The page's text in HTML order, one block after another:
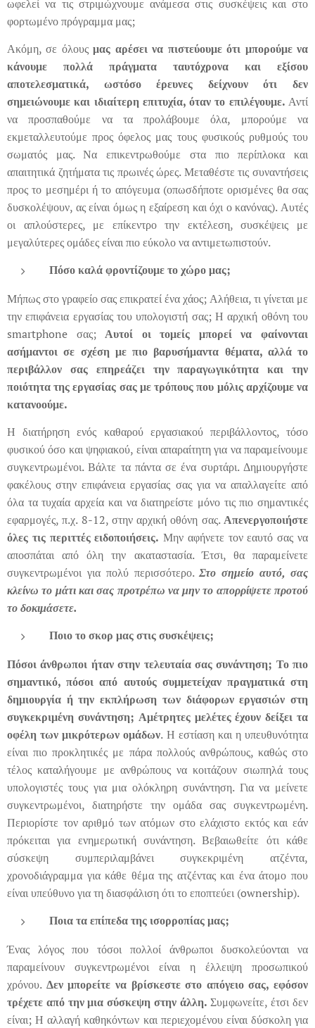
ωφελεί να τις στριμώχνουμε ανάμεσα στις συσκέψεις και στο
φορτωμένο πρόγραμμα μας;
Ακόμη, σε όλουςμας αρέσει να πιστεύουμε ότι μπορούμε να
κάνουμε πολλά πράγματα ταυτόχρονα και εξίσου
αποτελεσματικά, ωστόσο έρευνες δείχνουν ότι δεν
σημειώνουμε και ιδιαίτερη επιτυχία, όταν το επιλέγουμε. Αντί
να προσπαθούμε να τα προλάβουμε όλα, μπορούμε να
εκμεταλλευτούμε προς όφελος μας τους φυσικούς ρυθμούς του
σωματός μας. Να επικεντρωθούμε στα πιο περίπλοκα και
απαιτητικά ζητήματα τις πρωινές ώρες. Μεταθέστε τις συναντήσεις
προς το μεσημέρι ή το απόγευμα (οπωσδήποτε ορισμένες θα σας
δυσκολέψουν, ας είναι όμως η εξαίρεση και όχι ο κανόνας). Αυτές
οι απλούστερες, με επίκεντρο την εκτέλεση, συσκέψεις με
μεγαλύτερες ομάδες είναι πιο εύκολο να αντιμετωπιστούν.
Πόσο καλά φροντίζουμε το χώρο μας;
Μήπως στο γραφείο σας επικρατεί ένα χάος; Αλήθεια, τι γίνεται με
την επιφάνεια εργασίας του υπολογιστή σας; Η αρχική οθόνη του
smartphone σας;Αυτοί οι τομείς μπορεί να φαίνονται
ασήμαντοι σε σχέση με πιο βαρυσήμαντα θέματα, αλλά το
περιβάλλον σας επηρεάζει την παραγωγικότητα και την
ποιότητα της εργασίας σας με τρόπους που μόλις αρχίζουμε να
κατανοούμε.
Η διατήρηση ενός καθαρού εργασιακού περιβάλλοντος, τόσο
φυσικού όσο και ψηφιακού, είναι απαραίτητη για να παραμείνουμε
συγκεντρωμένοι. Βάλτε τα πάντα σε ένα συρτάρι. Δημιουργήστε
φακέλους στην επιφάνεια εργασίας σας για να απαλλαγείτε από
όλα τα τυχαία αρχεία και να διατηρείστε μόνο τις πιο σημαντικές
εφαρμογές, π.χ. 8-12, στην αρχική οθόνη σας.Απενεργοποιήστε
όλες τις περιττές ειδοποιήσεις. Μην αφήνετε τον εαυτό σας να
αποσπάται από όλη την ακαταστασία. Έτσι, θα παραμείνετε
συγκεντρωμένοι για πολύ περισσότερο.Στο σημείο αυτό, σας
κλείνω το μάτι και σας προτρέπω να μην το απορρίψετε προτού
το δοκιμάσετε.
Ποιο το σκορ μας στις συσκέψεις;
Πόσοι άνθρωποι ήταν στην τελευταία σας συνάντηση; Το πιο
σημαντικό, πόσοι από αυτούς συμμετείχαν πραγματικά στη
δημιουργία ή την εκπλήρωση των διάφορων εργασιών στη
συγκεκριμένη συνάντηση; Αμέτρητες μελέτες έχουν δείξει τα
οφέλη των μικρότερων ομάδων. Η εστίαση και η υπευθυνότητα
είναι πιο προκλητικές με πάρα πολλούς ανθρώπους, καθώς στο
τέλος καταλήγουμε με ανθρώπους να κοιτάζουν σιωπηλά τους
υπολογιστές τους για μια ολόκληρη συνάντηση. Για να μείνετε
συγκεντρωμένοι, διατηρήστε την ομάδα σας συγκεντρωμένη.
Περιορίστε τον αριθμό των ατόμων στο ελάχιστο εκτός και εάν
πρόκειται για ενημερωτική συνάντηση. Βεβαιωθείτε ότι κάθε
σύσκεψη συμπεριλαμβάνει συγκεκριμένη ατζέντα,
χρονοδιάγραμμα για κάθε θέμα της ατζέντας και ένα άτομο που
είναι υπεύθυνο για τη διασφάλιση ότι το εποπτεύει (ownership).
Ποια τα επίπεδα τηςισορροπίας μας;
Ένας λόγος που τόσοι πολλοί άνθρωποι δυσκολεύονται να
παραμείνουν συγκεντρωμένοι είναι η έλλειψη προσωπικού
χρόνου. Δεν μπορείτε να βρίσκεστε στο απόγειο σας, εφόσον
τρέχετε από την μια σύσκεψη στην άλλη. Συμφωνείτε, έτσι δεν
είναι; Η αλλαγή καθηκόντων και περιεχομένου είναι δύσκολη για